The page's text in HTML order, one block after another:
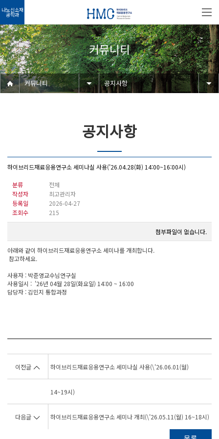
나노신소재
공학과
커뮤니티
커뮤니티 공지사항
공지사항
하이브리드재료응용연구소 세미나실 사용('26.04.28(화) 14:00~16:00시)
분류
전체
작성자
최고관리자
등록일
2026-04-27
조회수
215
첨부파일이 없습니다.
아래와 같이 하이브리드재료응용연구소 세미나를 개최합니다.
참고하세요.
사용자 : 박준영교수님연구실
사용일시 : '26년 04월 28일(화요일) 14:00 ~ 16:00
담당자 : 김민지 통합과정
이전글 하이브리드재료응용연구소 세미나실 사용(\'26.06.01(월)
14~19시)
다음글 하이브리드재료응용연구소 세미나 개최(\'26.05.11(월) 16~18시)